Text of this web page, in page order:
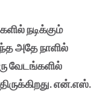
நடிக்கும்
அதே நாளில்
வேடங்களில்
என்.எஸ்.